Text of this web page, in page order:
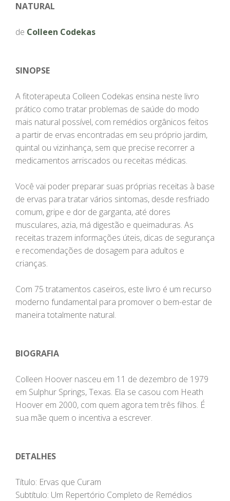
NATURAL
de Colleen Codekas
SINOPSE
A fitoterapeuta Colleen Codekas ensina neste livro
prático como tratar problemas de saúde do modo
mais natural possível, com remédios orgânicos feitos
a partir de ervas encontradas em seu próprio jardim,
quintal ou vizinhança, sem que precise recorrer a
medicamentos arriscados ou receitas médicas.
Você vai poder preparar suas próprias receitas à base
de ervas para tratar vários sintomas, desde resfriado
comum, gripe e dor de garganta, até dores
musculares, azia, má digestão e queimaduras. As
receitas trazem informações úteis, dicas de segurança
e recomendações de dosagem para adultos e
crianças.
Com 75 tratamentos caseiros, este livro é um recurso
moderno fundamental para promover o bem-estar de
maneira totalmente natural.
BIOGRAFIA
Colleen Hoover nasceu em 11 de dezembro de 1979
em Sulphur Springs, Texas. Ela se casou com Heath
Hoover em 2000, com quem agora tem três filhos. É
sua mãe quem o incentiva a escrever.
DETALHES
Título: Ervas que Curam
Subtítulo: Um Repertório Completo de Remédios